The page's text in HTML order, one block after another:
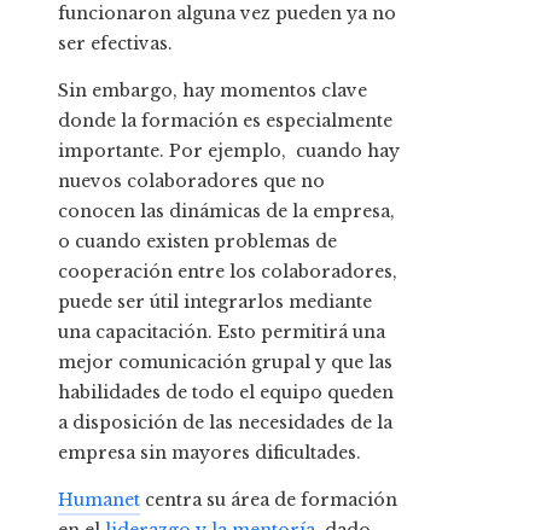
funcionaron alguna vez pueden ya no
ser efectivas.
Sin embargo, hay momentos clave
donde la formación es especialmente
importante. Por ejemplo, cuando hay
nuevos colaboradores que no
conocen las dinámicas de la empresa,
o cuando existen problemas de
cooperación entre los colaboradores,
puede ser útil integrarlos mediante
una capacitación. Esto permitirá una
mejor comunicación grupal y que las
habilidades de todo el equipo queden
a disposición de las necesidades de la
empresa sin mayores dificultades.
Humanet centra su área de formación